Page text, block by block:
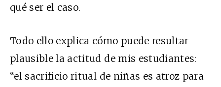
qué ser el caso.
Todo ello explica cómo puede resultar
plausible la actitud de mis estudiantes:
“el sacrificio ritual de niñas es atroz para